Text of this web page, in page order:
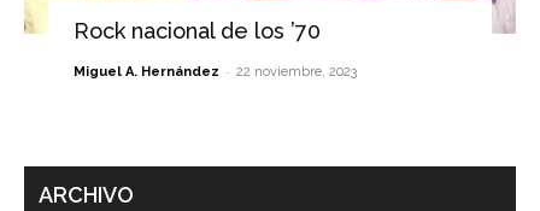
Rock nacional de los ’70
Miguel A. Hernández - 22 noviembre, 2023
ARCHIVO